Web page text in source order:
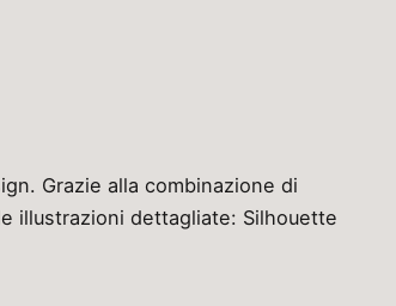
Grazie alla combinazione di
illustrazioni dettagliate: Silhouette